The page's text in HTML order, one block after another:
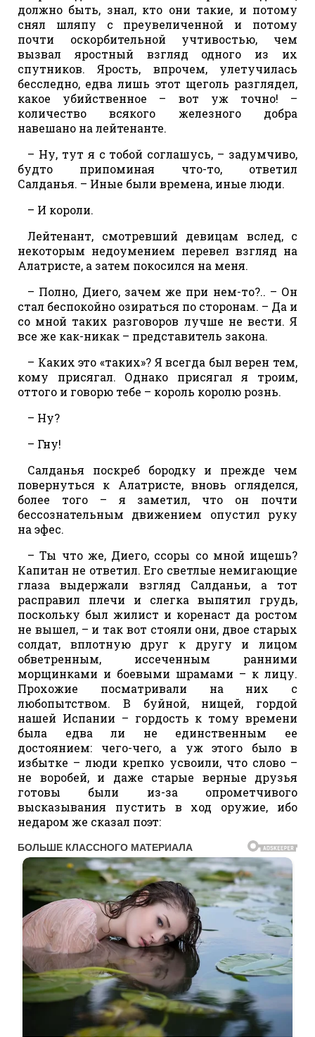
должно быть, знал, кто они такие, и потому
снял шляпу с преувеличенной и потому
почти оскорбительной учтивостью, чем
вызвал яростный взгляд одного из их
спутников. Ярость, впрочем, улетучилась
бесследно, едва лишь этот щеголь разглядел,
какое убийственное – вот уж точно! –
количество всякого железного добра
навешано на лейтенанте.
– Ну, тут я с тобой соглашусь, – задумчиво,
будто припоминая что-то, ответил
Салданья. – Иные были времена, иные люди.
– И короли.
Лейтенант, смотревший девицам вслед, с
некоторым недоумением перевел взгляд на
Алатристе, а затем покосился на меня.
– Полно, Диего, зачем же при нем-то?.. – Он
стал беспокойно озираться по сторонам. – Да и
со мной таких разговоров лучше не вести. Я
все же как-никак – представитель закона.
– Каких это «таких»? Я всегда был верен тем,
кому присягал. Однако присягал я троим,
оттого и говорю тебе – король королю рознь.
– Ну?
– Гну!
Салданья поскреб бородку и прежде чем
повернуться к Алатристе, вновь огляделся,
более того – я заметил, что он почти
бессознательным движением опустил руку
на эфес.
– Ты что же, Диего, ссоры со мной ищешь?
Капитан не ответил. Его светлые немигающие
глаза выдержали взгляд Салданьи, а тот
расправил плечи и слегка выпятил грудь,
поскольку был жилист и коренаст да ростом
не вышел, – и так вот стояли они, двое старых
солдат, вплотную друг к другу и лицом
обветренным, иссеченным ранними
морщинками и боевыми шрамами – к лицу.
Прохожие посматривали на них с
любопытством. В буйной, нищей, гордой
нашей Испании – гордость к тому времени
была едва ли не единственным ее
достоянием: чего-чего, а уж этого было в
избытке – люди крепко усвоили, что слово –
не воробей, и даже старые верные друзья
готовы были из-за опрометчивого
высказывания пустить в ход оружие, ибо
недаром же сказал поэт: